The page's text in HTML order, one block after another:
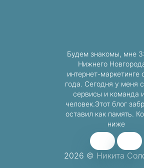
2026 © Никита
Будем знакомы, мне
Нижнего
интернет-маркетинге
года. Сегодня у меня
сервисы и команда
человек.Этот блог
оставил как память.
ниже